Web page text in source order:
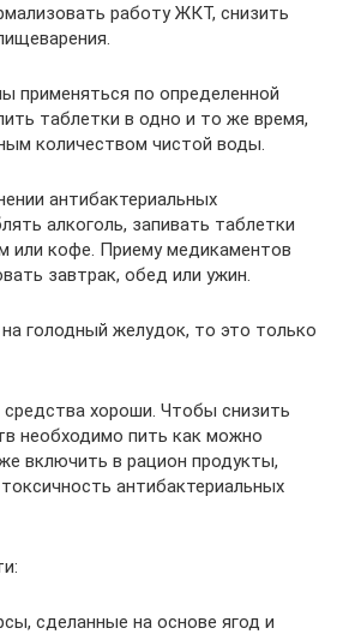
работу ЖКТ, снизить
применяться по определенной
таблетки в одно и то же время,
количеством чистой воды.
антибактериальных
алкоголь, запивать таблетки
или кофе. Приему медикаментов
завтрак, обед или ужин.
голодный желудок, то это только
хороши. Чтобы снизить
необходимо пить как можно
включить в рацион продукты,
антибактериальных
сделанные на основе ягод и